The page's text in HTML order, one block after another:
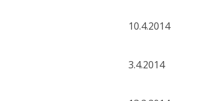
10.4.2014
3.4.2014